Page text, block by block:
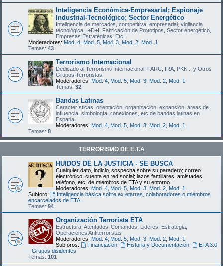
Inteligencia Económica-Empresarial; Espionaje
Industrial-Tecnológico; Sector Energético
Inteligencia de mercados, competitiva, empresarial, vigilancia
tecnológica, I+D+I, Fabricación de Prototipos, Sector energético,
Empresas Estratégicas, Etc...
Moderadores: Mod. 4 Mod. 5 Mod. 3 Mod. 2 Mod. 1
Temas: 43
Terrorismo Internacional
Dedicado al Terrorismo Internacional. FARC, IRA, PKK... y Otros
Grupos Terroristas.
Moderadores: Mod. 4 Mod. 5 Mod. 3 Mod. 2 Mod. 1
Temas: 32
Bandas Latinas
Características, orientación, organización, expansión, áreas de
influencia, simbología, conexiones, etc de bandas latinas en
España.
Moderadores: Mod. 4 Mod. 5 Mod. 3 Mod. 2 Mod. 1
Temas: 8
TERRORISMO DE E.T.A
HUIDOS DE LA JUSTICIA - SE BUSCA
Cualquier dato, indicio, sospecha sobre su paradero; correo
electrónico, cuenta en red social; lazos familiares, amistades,
teléfono, etc, de miembros de ETA y su entorno.
Moderadores: Mod. 4 Mod. 5 Mod. 3 Mod. 2 Mod. 1
Subforo:
Inteligencia básica sobre ex etarras, colaboradores o miembros
encarcelados de ETA
Temas: 94
Organización Terrorista ETA
Estructura, Atentados, Comandos, Lideres, Estrategia,
Operaciones Antiterroristas
Moderadores: Mod. 4 Mod. 5 Mod. 3 Mod. 2 Mod. 1
Subforos:
Financiación, Historia y Documentación,
ETA 3.0
- Grupos disidentes
Temas: 101